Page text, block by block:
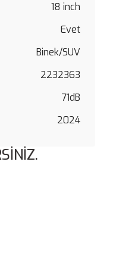
18 inch
Evet
Binek/SUV
2232363
71dB
2024